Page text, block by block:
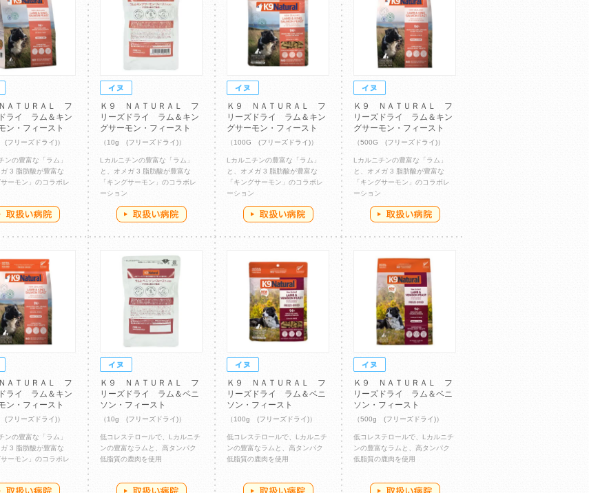
ＡＴＵＲＡＬ フ
ライ ラム＆キン
ン・フィースト
(フリーズドライ)）
ンの豊富な「ラム」
ガ 3 脂肪酸が豊富な
サーモン」のコラボレ
Ｋ９ ＮＡＴＵＲＡＬ フ
リーズドライ ラム＆キン
グサーモン・フィースト
（10g (フリーズドライ)）
Lカルニチンの豊富な「ラム」
と、オメガ 3 脂肪酸が豊富な
「キングサーモン」のコラボレ
ーション
Ｋ９ ＮＡＴＵＲＡＬ フ
リーズドライ ラム＆キン
グサーモン・フィースト
（100G (フリーズドライ)）
Lカルニチンの豊富な「ラム」
と、オメガ 3 脂肪酸が豊富な
「キングサーモン」のコラボレ
ーション
Ｋ９ ＮＡＴＵＲＡＬ フ
リーズドライ ラム＆キン
グサーモン・フィースト
（500G (フリーズドライ)）
Lカルニチンの豊富な「ラム」
と、オメガ 3 脂肪酸が豊富な
「キングサーモン」のコラボレ
ーション
ＡＴＵＲＡＬ フ
ライ ラム＆キン
ン・フィースト
(フリーズドライ)）
ンの豊富な「ラム」
ガ 3 脂肪酸が豊富な
サーモン」のコラボレ
Ｋ９ ＮＡＴＵＲＡＬ フ
リーズドライ ラム＆ベニ
ソン・フィースト
（10g (フリーズドライ)）
低コレステロールで、Lカルニチ
ンの豊富なラムと、高タンパク
低脂質の鹿肉を使用
Ｋ９ ＮＡＴＵＲＡＬ フ
リーズドライ ラム＆ベニ
ソン・フィースト
（100g (フリーズドライ)）
低コレステロールで、Lカルニチ
ンの豊富なラムと、高タンパク
低脂質の鹿肉を使用
Ｋ９ ＮＡＴＵＲＡＬ フ
リーズドライ ラム＆ベニ
ソン・フィースト
（500g (フリーズドライ)）
低コレステロールで、Lカルニチ
ンの豊富なラムと、高タンパク
低脂質の鹿肉を使用